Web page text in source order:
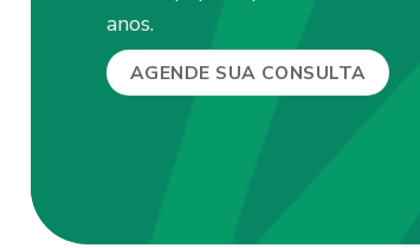
anos.
AGENDE SUA CONSULTA